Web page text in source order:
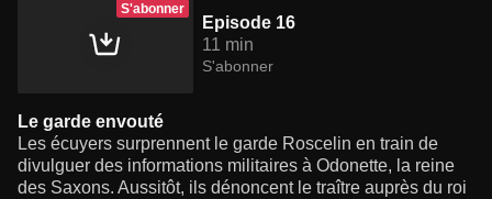
S'abonner
Episode 16
11 min
S'abonner
Le garde envouté
Les écuyers surprennent le garde Roscelin en train de
divulguer des informations militaires à Odonette, la reine
des Saxons. Aussitôt, ils dénoncent le traître auprès du roi